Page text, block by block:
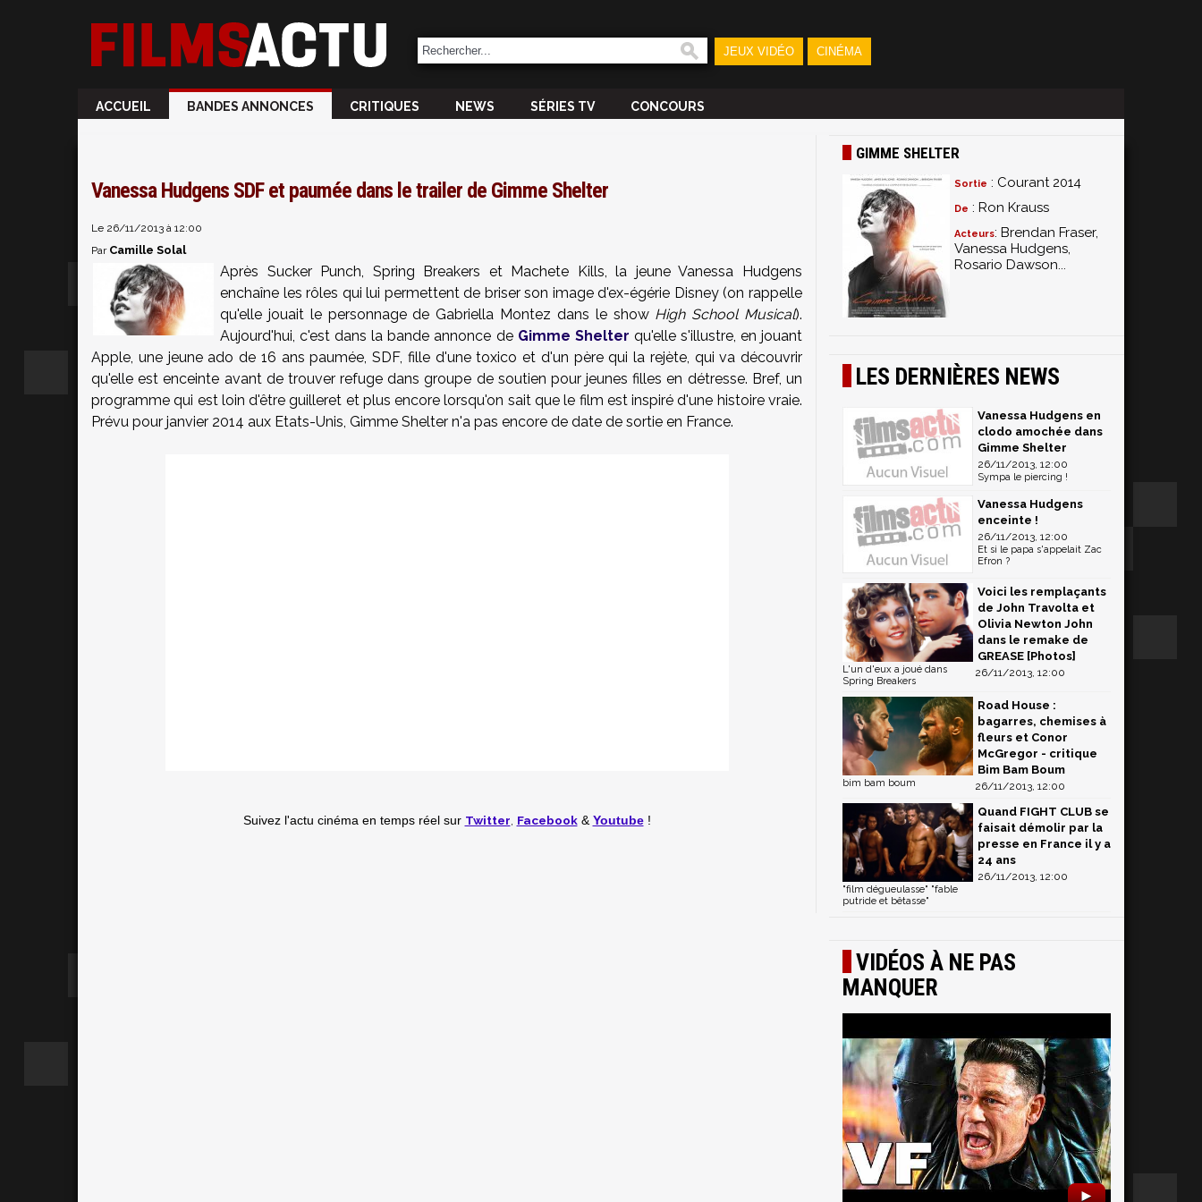
JEUX VIDÉO CINÉMA
ACCUEIL BANDES ANNONCES CRITIQUES NEWS SÉRIES TV CONCOURS
Vanessa Hudgens SDF et paumée dans le trailer de Gimme Shelter
Le 26/11/2013 à 12:00
Par Camille Solal
Après Sucker Punch, Spring Breakers et Machete Kills, la jeune Vanessa Hudgens
enchaîne les rôles qui lui permettent de briser son image d'ex-égérie Disney (on rappelle
qu'elle jouait le personnage de Gabriella Montez dans le show High School Musical).
Aujourd'hui, c'est dans la bande annonce de Gimme Shelter qu'elle s'illustre, en jouant
Apple, une jeune ado de 16 ans paumée, SDF, fille d'une toxico et d'un père qui la rejète, qui va découvrir
qu'elle est enceinte avant de trouver refuge dans groupe de soutien pour jeunes filles en détresse. Bref, un
programme qui est loin d'être guilleret et plus encore lorsqu'on sait que le film est inspiré d'une histoire vraie.
Prévu pour janvier 2014 aux Etats-Unis, Gimme Shelter n'a pas encore de date de sortie en France.
Suivez l'actu cinéma en temps réel sur Twitter Facebook& Youtube!
GIMME SHELTER
Sortie : Courant 2014
De : Ron Krauss
Acteurs: Brendan Fraser,
Vanessa Hudgens,
Rosario Dawson...
LES DERNIÈRES NEWS
Vanessa Hudgens en
clodo amochée dans
Gimme Shelter
26/11/2013, 12:00
Sympa le piercing !
Vanessa Hudgens
enceinte !
26/11/2013, 12:00
Et si le papa s'appelait Zac
Efron ?
Voici les remplaçants
de John Travolta et
Olivia Newton John
dans le remake de
GREASE [Photos]
26/11/2013, 12:00
L'un d'eux a joué dans
Spring Breakers
Road House :
bagarres, chemises à
fleurs et Conor
McGregor - critique
Bim Bam Boum
26/11/2013, 12:00
bim bam boum
Quand FIGHT CLUB se
faisait démolir par la
presse en France il y a
24 ans
26/11/2013, 12:00
"film dégueulasse" "fable
putride et bêtasse"
VIDÉOS À NE PAS
MANQUER
►